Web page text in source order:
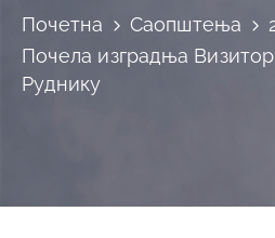
Милановац
Почетна Саопштења
Почела изградња
Руднику